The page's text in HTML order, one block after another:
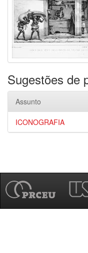
Sugestões de
Assunto
ICONOGRAFIA